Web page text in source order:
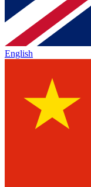
English